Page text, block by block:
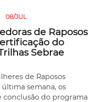
08/JUL
de Raposos
do
Sebrae
de Raposos
semana, os
conclusão do programa